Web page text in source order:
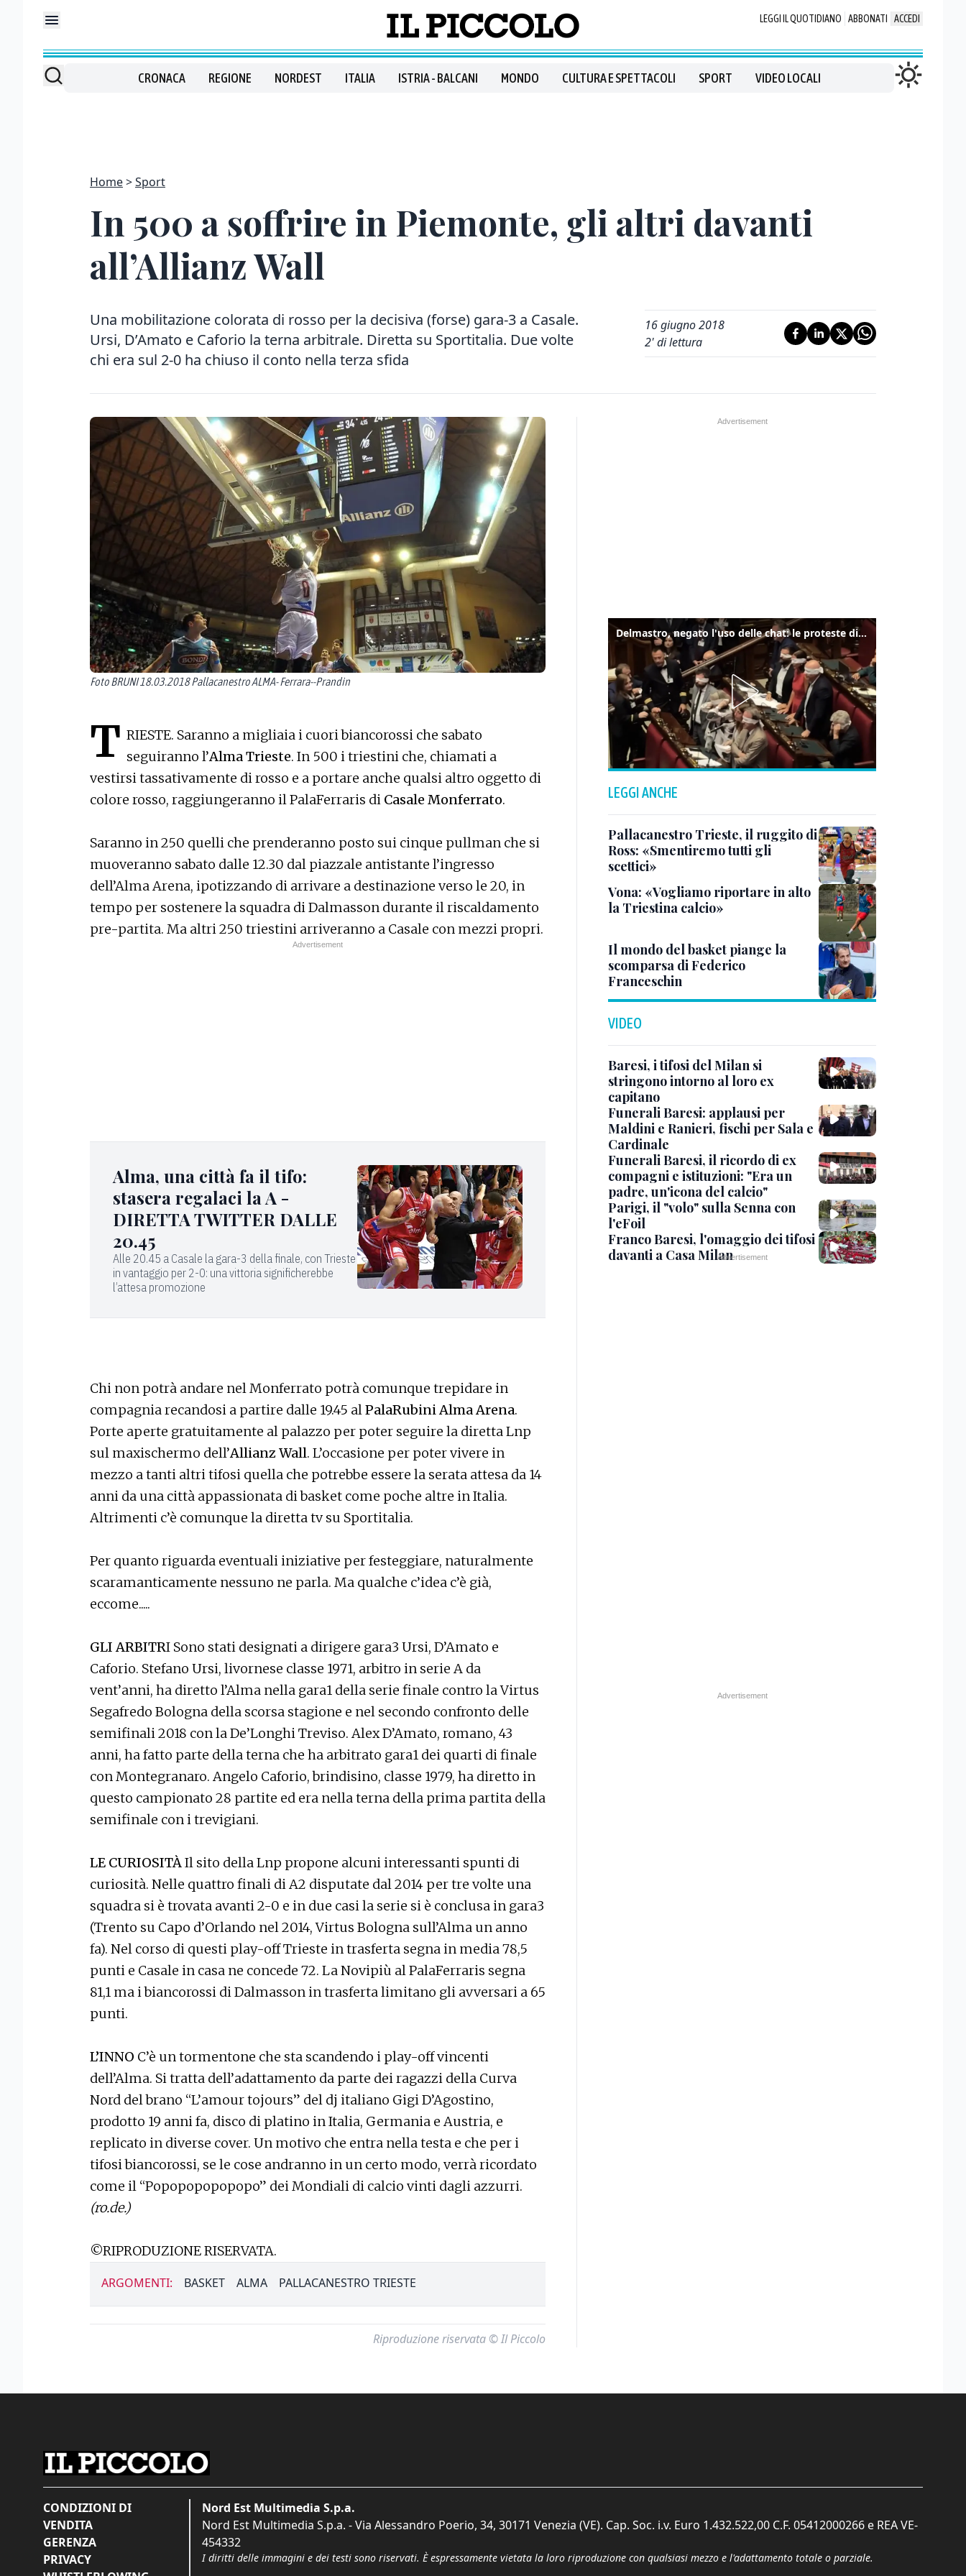
LEGGI IL QUOTIDIANO ABBONATI ACCEDI
CRONACA REGIONE NORDEST ITALIA ISTRIA - BALCANI MONDO CULTURA E SPETTACOLI SPORT VIDEO LOCALI
Home Sport
In 500 a soffrire in Piemonte, gli altri davanti
all’Allianz Wall
Una mobilitazione colorata di rosso per la decisiva (forse) gara-3 a Casale.
Ursi, D’Amato e Caforio la terna arbitrale. Diretta su Sportitalia. Due volte
chi era sul 2-0 ha chiuso il conto nella terza sfida
16 giugno 2018
2' di lettura
Foto BRUNI 18.03.2018 Pallacanestro ALMA- Ferrara--Prandin
T RIESTE. Saranno a migliaia i cuori biancorossi che sabato
seguiranno l’Alma Trieste. In 500 i triestini che, chiamati a
vestirsi tassativamente di rosso e a portare anche qualsi altro oggetto di
colore rosso, raggiungeranno il PalaFerraris di Casale Monferrato.
Saranno in 250 quelli che prenderanno posto sui cinque pullman che si
muoveranno sabato dalle 12.30 dal piazzale antistante l’ingresso
dell’Alma Arena, ipotizzando di arrivare a destinazione verso le 20, in
tempo per sostenere la squadra di Dalmasson durante il riscaldamento
pre-partita. Ma altri 250 triestini arriveranno a Casale con mezzi propri.
Alma, una città fa il tifo:
stasera regalaci la A -
DIRETTA TWITTER DALLE
20.45
Alle 20.45 a Casale la gara-3 della finale, con Trieste
in vantaggio per 2-0: una vittoria significherebbe
l’attesa promozione
Chi non potrà andare nel Monferrato potrà comunque trepidare in
compagnia recandosi a partire dalle 19.45 alPalaRubini Alma Arena.
Porte aperte gratuitamente al palazzo per poter seguire la diretta Lnp
sul maxischermo dell’Allianz Wall. L’occasione per poter vivere in
mezzo a tanti altri tifosi quella che potrebbe essere la serata attesa da 14
anni da una città appassionata di basket come poche altre in Italia.
Altrimenti c’è comunque la diretta tv su Sportitalia.
Per quanto riguarda eventuali iniziative per festeggiare, naturalmente
scaramanticamente nessuno ne parla. Ma qualche c’idea c’è già,
eccome.....
GLI ARBITRI Sono stati designati a dirigere gara3 Ursi, D’Amato e
Caforio. Stefano Ursi, livornese classe 1971, arbitro in serie A da
vent’anni, ha diretto l’Alma nella gara1 della serie finale contro la Virtus
Segafredo Bologna della scorsa stagione e nel secondo confronto delle
semifinali 2018 con la De’Longhi Treviso. Alex D’Amato, romano, 43
anni, ha fatto parte della terna che ha arbitrato gara1 dei quarti di finale
con Montegranaro. Angelo Caforio, brindisino, classe 1979, ha diretto in
questo campionato 28 partite ed era nella terna della prima partita della
semifinale con i trevigiani.
LE CURIOSITÀIl sito della Lnp propone alcuni interessanti spunti di
curiosità. Nelle quattro finali di A2 disputate dal 2014 per tre volte una
squadra si è trovata avanti 2-0 e in due casi la serie si è conclusa in gara3
(Trento su Capo d’Orlando nel 2014, Virtus Bologna sull’Alma un anno
fa). Nel corso di questi play-off Trieste in trasferta segna in media 78,5
punti e Casale in casa ne concede 72. La Novipiù al PalaFerraris segna
81,1 ma i biancorossi di Dalmasson in trasferta limitano gli avversari a 65
punti.
L’INNO C’è un tormentone che sta scandendo i play-off vincenti
dell’Alma. Si tratta dell’adattamento da parte dei ragazzi della Curva
Nord del brano “L’amour tojours” del dj italiano Gigi D’Agostino,
prodotto 19 anni fa, disco di platino in Italia, Germania e Austria, e
replicato in diverse cover. Un motivo che entra nella testa e che per i
tifosi biancorossi, se le cose andranno in un certo modo, verrà ricordato
come il “Popopopopopopo” dei Mondiali di calcio vinti dagli azzurri.
(ro.de.)
©RIPRODUZIONE RISERVATA.
ARGOMENTI: BASKET ALMA PALLACANESTRO TRIESTE
Riproduzione riservata © Il Piccolo
Delmastro, negato l'uso delle chat: le proteste di Avs e M5s
LEGGI ANCHE
Pallacanestro Trieste, il ruggito di
Ross: «Smentiremo tutti gli
scettici»
Vona: «Vogliamo riportare in alto
la Triestina calcio»
Il mondo del basket piange la
scomparsa di Federico
Franceschin
VIDEO
Baresi, i tifosi del Milan si
stringono intorno al loro ex
capitano
Funerali Baresi: applausi per
Maldini e Ranieri, fischi per Sala e
Cardinale
Funerali Baresi, il ricordo di ex
compagni e istituzioni: "Era un
padre, un'icona del calcio"
Parigi, il "volo" sulla Senna con
l'eFoil
Franco Baresi, l'omaggio dei tifosi
davanti a Casa Milan
CONDIZIONI DI
VENDITA
GERENZA
PRIVACY
Nord Est Multimedia S.p.a.
Nord Est Multimedia S.p.a. - Via Alessandro Poerio, 34, 30171 Venezia (VE). Cap. Soc. i.v. Euro 1.432.522,00 C.F. 05412000266 e REA VE-
454332
I diritti delle immagini e dei testi sono riservati. È espressamente vietata la loro riproduzione con qualsiasi mezzo e l'adattamento totale o parziale.